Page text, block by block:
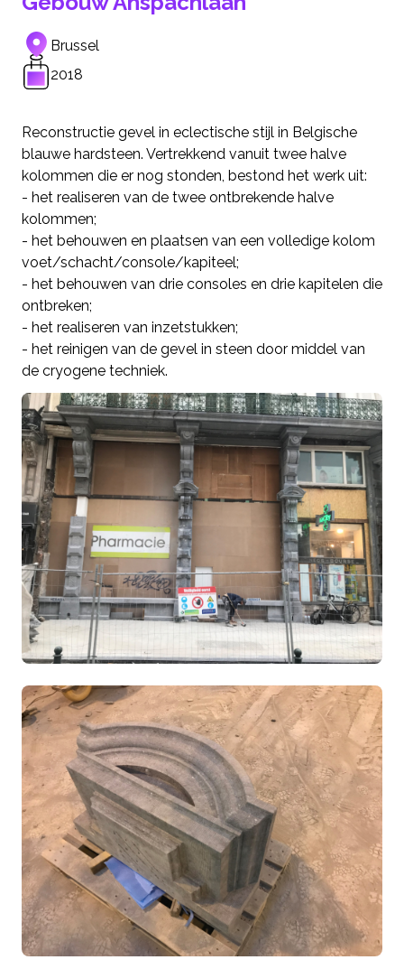
Brussel
2018
Reconstructie gevel in eclectische stijl in Belgische
blauwe hardsteen. Vertrekkend vanuit twee halve
kolommen die er nog stonden, bestond het werk uit:
- het realiseren van de twee ontbrekende halve
kolommen;
- het behouwen en plaatsen van een volledige kolom
voet/schacht/console/kapiteel;
- het behouwen van drie consoles en drie kapitelen die
ontbreken;
- het realiseren van inzetstukken;
- het reinigen van de gevel in steen door middel van
de cryogene techniek.